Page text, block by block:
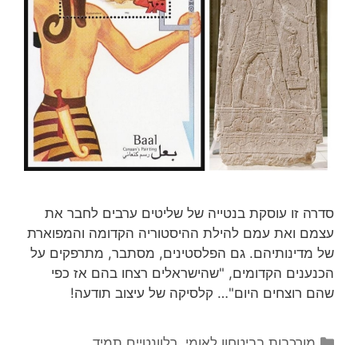
סדרה זו עוסקת בנטייה של שליטים ערבים לחבר את
עצמם ואת עמם להילת ההיסטוריה הקדומה והמפוארת
של מדינותיהם. גם הפלסטינים, מסתבר, מתרפקים על
הכנענים הקדומים, "שהישראלים רצחו בהם אז כפי
שהם רוצחים היום"… קלסיקה של עיצוב תודעה!
קטגוריות